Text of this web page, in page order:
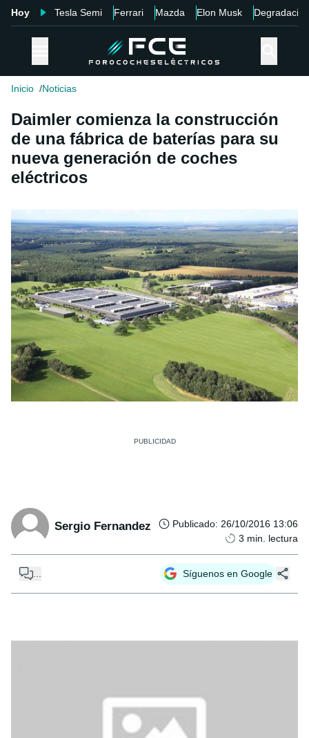
Hoy Tesla Semi Ferrari Mazda Elon Musk Degradación
Inicio Noticias
Daimler comienza la construcción
de una fábrica de baterías para su
nueva generación de coches
eléctricos
Sergio Fernandez Publicado: 26/10/2016 13:06
3 min. lectura
Síguenos en Google